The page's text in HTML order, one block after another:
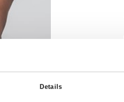
Details